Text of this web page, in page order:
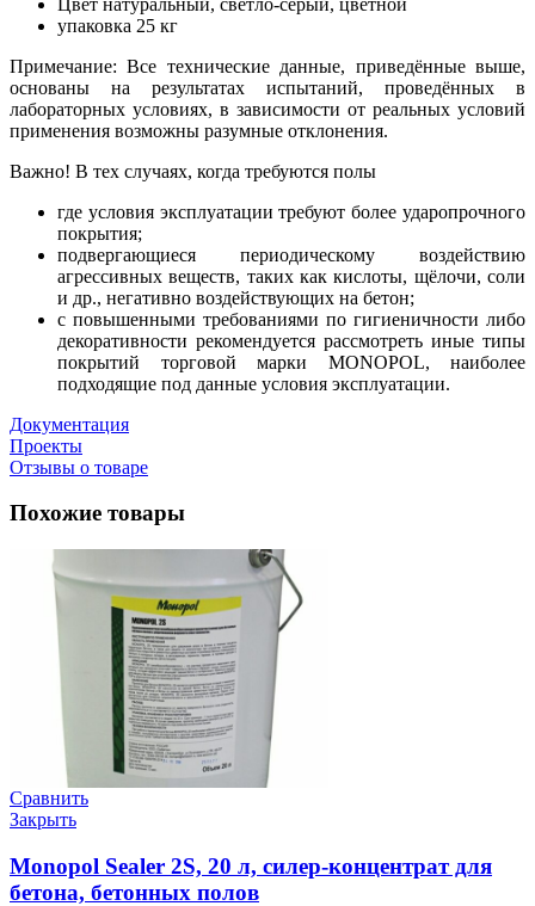
упаковка 25 кг
Примечание: Все технические данные, приведённые выше,
основаны на результатах испытаний, проведённых в
лабораторных условиях, в зависимости от реальных условий
применения возможны разумные отклонения.
Важно! В тех случаях, когда требуются полы
где условия эксплуатации требуют более ударопрочного
покрытия;
подвергающиеся периодическому воздействию
агрессивных веществ, таких как кислоты, щёлочи, соли
и др., негативно воздействующих на бетон;
с повышенными требованиями по гигиеничности либо
декоративности рекомендуется рассмотреть иные типы
покрытий торговой марки MONOPOL, наиболее
подходящие под данные условия эксплуатации.
Документация
Проекты
Отзывы о товаре
Похожие товары
Сравнить
Закрыть
Monopol Sealer 2S, 20 л, силер-концентрат для
бетона, бетонных полов